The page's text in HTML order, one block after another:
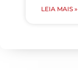
LEIA MAIS »